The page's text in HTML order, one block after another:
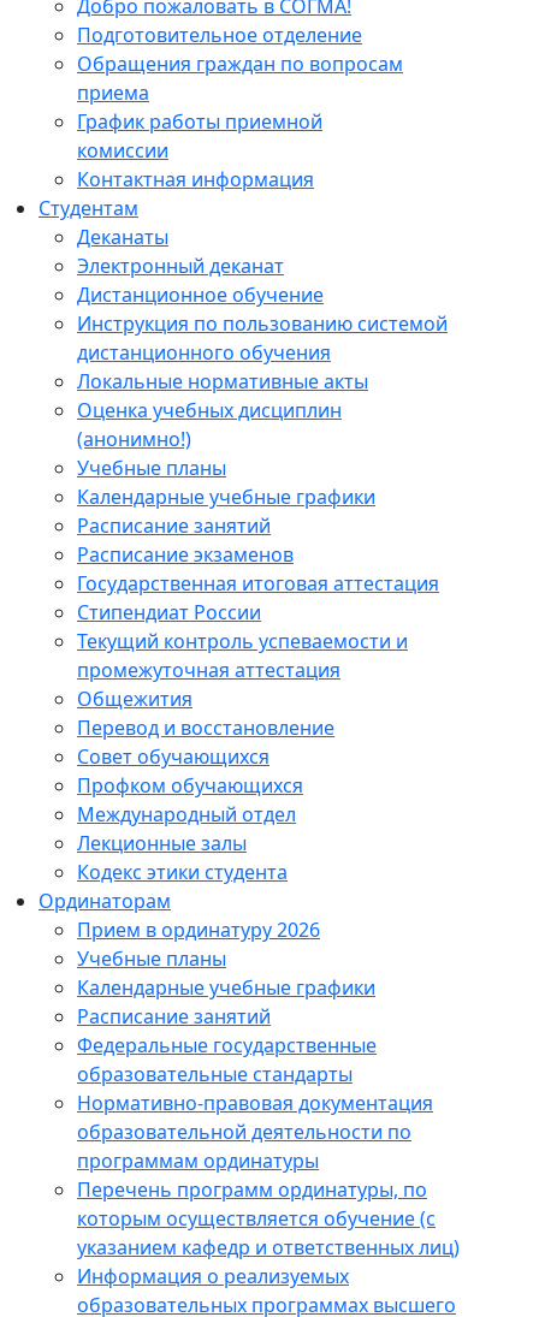
Добро пожаловать в СОГМА!
Подготовительное отделение
Обращения граждан по вопросам
приема
График работы приемной
комиссии
Контактная информация
Студентам
Деканаты
Электронный деканат
Дистанционное обучение
Инструкция по пользованию системой
дистанционного обучения
Локальные нормативные акты
Оценка учебных дисциплин
(анонимно!)
Учебные планы
Календарные учебные графики
Расписание занятий
Расписание экзаменов
Государственная итоговая аттестация
Стипендиат России
Текущий контроль успеваемости и
промежуточная аттестация
Общежития
Перевод и восстановление
Совет обучающихся
Профком обучающихся
Международный отдел
Лекционные залы
Кодекс этики студента
Ординаторам
Прием в ординатуру 2026
Учебные планы
Календарные учебные графики
Расписание занятий
Федеральные государственные
образовательные стандарты
Нормативно-правовая документация
образовательной деятельности по
программам ординатуры
Перечень программ ординатуры, по
которым осуществляется обучение (с
указанием кафедр и ответственных лиц)
Информация о реализуемых
образовательных программах высшего